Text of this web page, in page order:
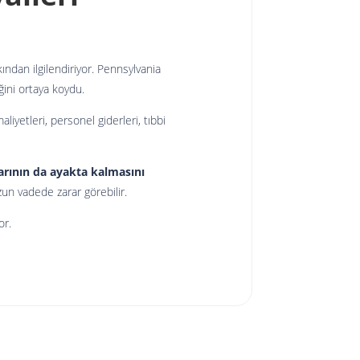
ilgilendiriyor. Pennsylvania
ortaya koydu.
personel giderleri, tıbbi
da ayakta kalmasını
vadede zarar görebilir.